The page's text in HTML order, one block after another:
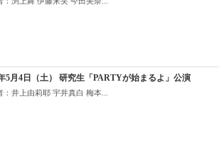
5月4日（土） 研究生「PARTYが始まるよ」公演
：井上由莉耶 宇井真白 梅本...